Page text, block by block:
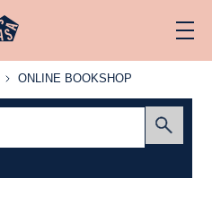
ONLINE
ONLINE BOOKSHOP